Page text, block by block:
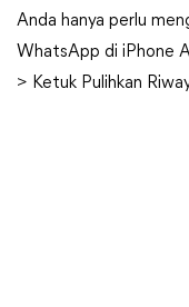
Anda hanya perlu
WhatsApp di iPhone
> Ketuk Pulihkan